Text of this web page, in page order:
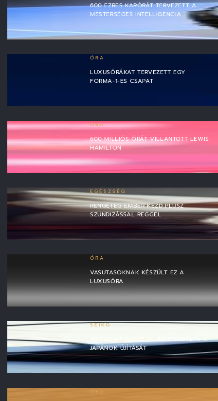
600 EZRES KARÓRÁT TERVEZETT A
MESTERSÉGES INTELLIGENCIA
ÓRA
LUXUSÓRÁKAT TERVEZETT EGY
FORMA-1-ES CSAPAT
ÓRA
600 MILLIÓS ÓRÁT VILLANTOTT LEWIS
HAMILTON
EGÉSZSÉG
RENGETEG EMBER KEZD PLUSZ
SZUNDIZÁSSAL REGGEL
ÓRA
VASUTASOKNAK KÉSZÜLT EZ A
LUXUSÓRA
SEIKO
40 ÉVE AZ EGÉSZ VILÁG CSODÁLTA A
JAPÁNOK ÚJÍTÁSÁT
ÓRA